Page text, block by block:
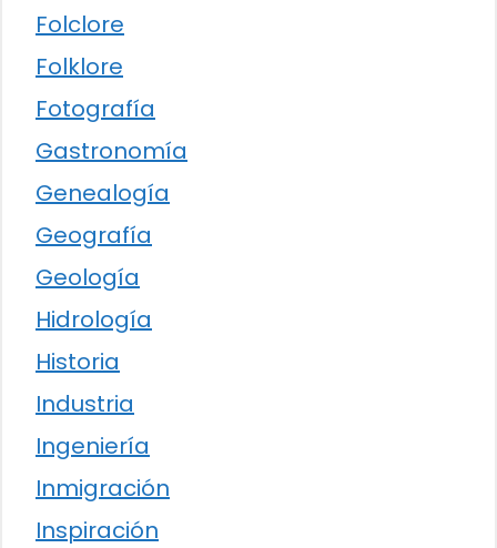
Folclore
Folklore
Fotografía
Gastronomía
Genealogía
Geografía
Geología
Hidrología
Historia
Industria
Ingeniería
Inmigración
Inspiración